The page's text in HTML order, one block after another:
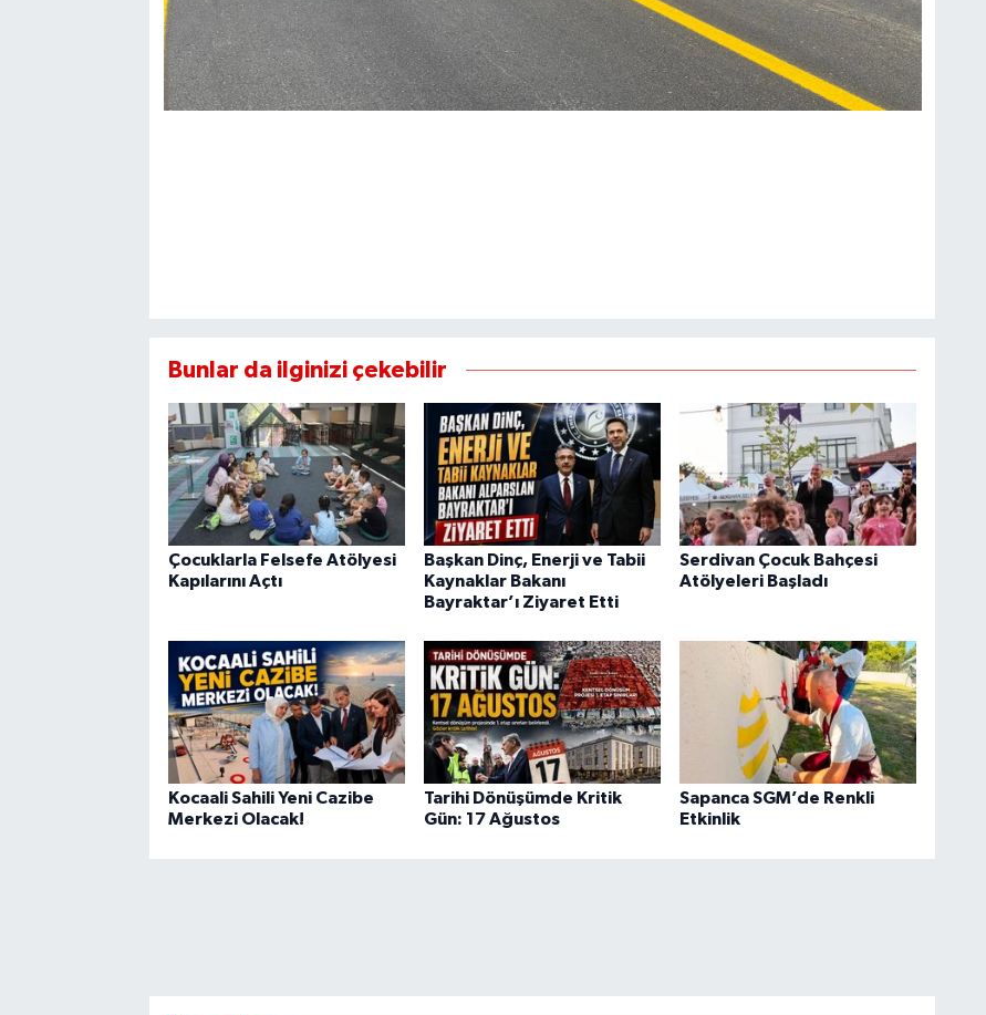
Bunlar da ilginizi çekebilir
Çocuklarla Felsefe Atölyesi
Kapılarını Açtı
Başkan Dinç, Enerji ve Tabii
Kaynaklar Bakanı
Bayraktar’ı Ziyaret Etti
Serdivan Çocuk Bahçesi
Atölyeleri Başladı
Kocaali Sahili Yeni Cazibe
Merkezi Olacak!
Tarihi Dönüşümde Kritik
Gün: 17 Ağustos
Sapanca SGM’de Renkli
Etkinlik